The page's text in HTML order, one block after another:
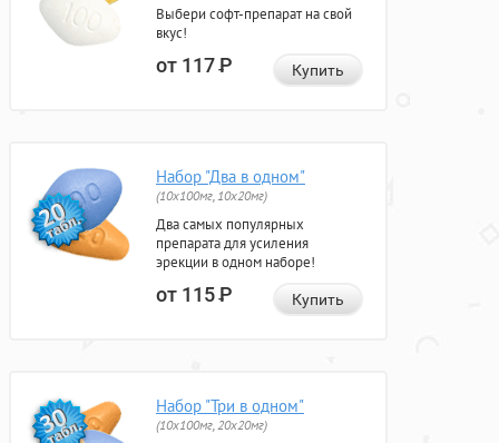
Выбери софт-препарат на свой
вкус!
от 117Р Купить
Набор "Два в одном"
(10x100мг, 10x20мг)
Два самых популярных
препарата для усиления
эрекции в одном наборе!
от 115Р Купить
Набор "Три в одном"
(10x100мг, 20x20мг)